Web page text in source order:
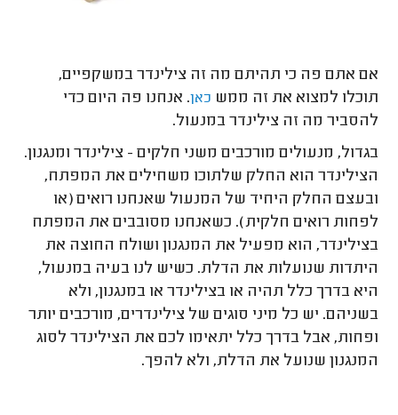
אם אתם פה כי תהיתם מה זה צילינדר במשקפיים,
תוכלו למצוא את זה ממש כאן. אנחנו פה היום כדי
להסביר מה זה צילינדר במנעול.
בגדול, מנעולים מורכבים משני חלקים - צילינדר ומנגנון.
הצילינדר הוא החלק שלתוכו משחילים את המפתח,
ובעצם החלק היחיד של המנעול שאנחנו רואים (או
לפחות רואים חלקית). כשאנחנו מסובבים את המפתח
בצילינדר, הוא מפעיל את המנגנון ושולח החוצה את
היתדות שנועלות את הדלת. כשיש לנו בעיה במנעול,
היא בדרך כלל תהיה או בצילינדר או במנגנון, ולא
בשניהם. יש כל מיני סוגים של צילינדרים, מורכבים יותר
ופחות, אבל בדרך כלל יתאימו לכם את הצילינדר לסוג
המנגנון שנועל את הדלת, ולא להפך.